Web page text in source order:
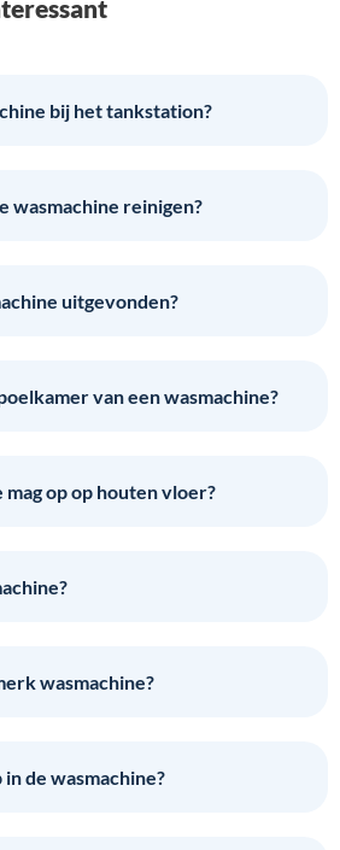
bij het tankstation?
wasmachine reinigen?
uitgevonden?
van een wasmachine?
op op houten vloer?
wasmachine?
de wasmachine?